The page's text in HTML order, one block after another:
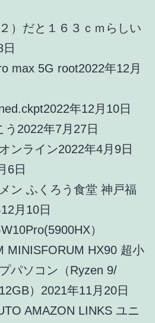
）だと１６３ｃｍらしい
max 5G root2022年12月
2022年12月10日
う 2022年7月27日
ンライン2022年4月9日
6日
ン ふくろう食堂 神戸福
月10日
）
MINISFORUM HX90 超小
パソコン（Ryzen 9/
） 2021年11月20日
AMAZON LINKS ユニ